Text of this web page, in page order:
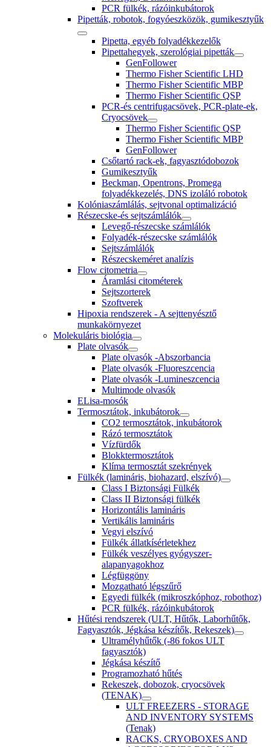
PCR fülkék, rázóinkubátorok
Pipetták, robotok, fogyóeszközök, gumikesztyűk
Pipetta, egyéb folyadékkezelők
Pipettahegyek, szerológiai pipetták
GenFollower
Thermo Fisher Scientific LHD
Thermo Fisher Scientific MBP
Thermo Fisher Scientific QSP
PCR-és centrifugacsövek, PCR-plate-ek,
Cryocsövek
Thermo Fisher Scientific QSP
Thermo Fisher Scientific MBP
GenFollower
Csőtartó rack-ek, fagyasztódobozok
Gumikesztyűk
Beckman, Opentrons, Promega
folyadékkezelés, DNS izoláló robotok
Kolóniaszámlálás, sejtvonal optimalizáció
Részecske-és sejtszámlálók
Levegő-részecske számlálók
Folyadék-részecske számlálók
Sejtszámlálók
Részecskeméret analízis
Flow citometria
Áramlási citométerek
Sejtszorterek
Szoftverek
Hipoxia rendszerek - A sejttenyésztő
munkakörnyezet
Molekuláris biológia
Plate olvasók
Plate olvasók -Abszorbancia
Plate olvasók -Fluoreszcencia
Plate olvasók -Lumineszcencia
Multimode olvasók
ELisa-mosók
Termosztátok, inkubátorok
CO2 termosztátok, inkubátorok
Rázó termosztátok
Vízfürdők
Blokktermosztátok
Klíma termosztát szekrények
Fülkék (lamináris, biohazard, elszívó)
Class I Biztonsági Fülkék
Class II Biztonsági fülkék
Horizontális lamináris
Vertikális lamináris
Vegyi elszívó
Fülkék állatkísérletekhez
Fülkék veszélyes gyógyszer-
alapanyagokhoz
Légfüggöny
Mozgatható légszűrő
Egyedi fülkék (mikroszkóphoz, robothoz)
PCR fülkék, rázóinkubátorok
Hűtési rendszerek (ULT, Hűtők, Laborhűtők,
Fagyasztók, Jégkása készítők, Rekeszek)
Ultramélyhűtők (-86 fokos ULT
fagyasztók)
Jégkása készítő
Programozható hűtés
Rekeszek, dobozok, cryocsövek
(TENAK)
ULT FREEZERS - STORAGE
AND INVENTORY SYSTEMS
(Tenak)
RACKS, CRYOBOXES AND